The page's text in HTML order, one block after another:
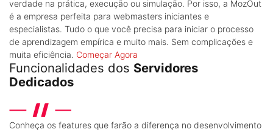
verdade na prática, execução ou simulação. Por isso, a MozOut
é a empresa perfeita para webmasters iniciantes e
especialistas. Tudo o que você precisa para iniciar o processo
de aprendizagem empírica e muito mais. Sem complicações e
muita eficiência. Começar Agora
Funcionalidades dos Servidores
Dedicados
Conheça os features que farão a diferença no desenvolvimento